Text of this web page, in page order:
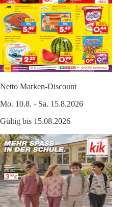
Netto Marken-Discount
Mo. 10.8. - Sa. 15.8.2026
Gültig bis 15.08.2026